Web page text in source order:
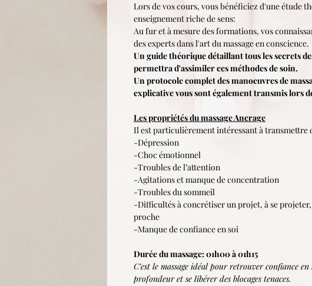
Lors de vos cours, vous bénéficiez d'une étude
enseignement riche de sens:
Au fur et à mesure des formations, vos
des experts dans l'art du massage en conscience.
Un guide théorique détaillant tous les secrets
permettra d'assimiler ces méthodes de soin.
Un protocole complet des manoeuvres de
explicative vous sont également transmis lors
Les propriétés du massage Ancrage
Il est particulièrement intéressant à transmettre
-Dépression
-Choc émotionnel
-Troubles de l’attention
-Agitations et manque de concentration
-Troubles du sommeil
-Difficultés à concrétiser un projet, à se
proche
-Manque de confiance en soi
Durée du massage: 01h00 à 01h15
C’est le massage idéal pour retrouver confiance
profondeur et se libérer des blocages tenaces.